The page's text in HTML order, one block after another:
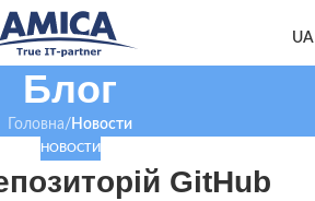
Блог
Головна/ Новости
НОВОСТИ
GitHub